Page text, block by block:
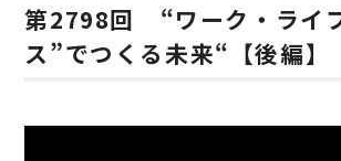
第2798回 “ワーク・ライ
ス”でつくる未来“【後編】